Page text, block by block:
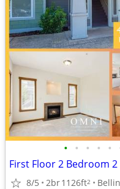
• • • • •
First Floor 2 Bedroom
8/5 2br1126ft2